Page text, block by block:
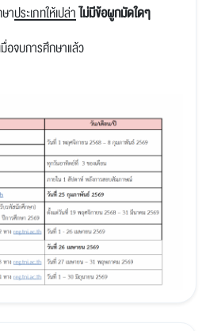
าประเภทให้เปล่าไม่มีข้อผูกมัดใดๆ
อจบการศึกษาแล้ว